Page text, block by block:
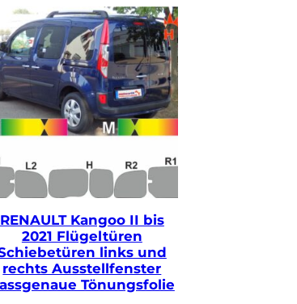
RENAULT Kangoo II bis
2021 Flügeltüren
links und
rechts Ausstellfenster
Tönungsfolie